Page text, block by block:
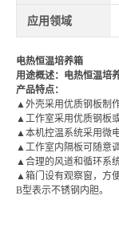
应用领域
电热恒温培养箱
用途概述： 电热恒温培
产品特点：
▲外壳采用优质钢板制
▲工作室采用优质钢板
▲本机控温系统采用微
▲工作室内隔板可随意
▲合理的风道和循环系
▲箱门设有观察窗，方
B型表示不锈钢内胆。